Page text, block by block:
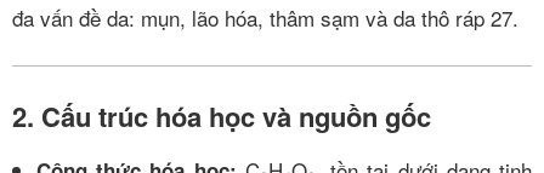
đa vấn đề da: mụn, lão hóa, thâm sạm và da thô ráp 27.
2. Cấu trúc hóa học và nguồn gốc